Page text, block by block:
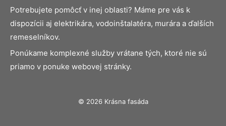
Potrebujete pomôcť v inej oblasti? Máme pre vás k
dispozícii aj elektrikára, vodoinštalatéra, murára a ďalších
remeselníkov.
Ponúkame komplexné služby vrátane tých, ktoré nie sú
priamo v ponuke webovej stránky.
© 2026 Krásna fasáda